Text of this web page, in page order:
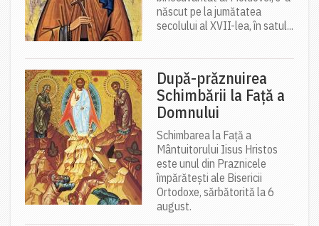
născut pe la jumătatea
secolului al XVII-lea, în satul...
După-prăznuirea
Schimbării la Față a
Domnului
Schimbarea la Față a
Mântuitorului Iisus Hristos
este unul din Praznicele
împărătești ale Bisericii
Ortodoxe, sărbătorită la 6
august.